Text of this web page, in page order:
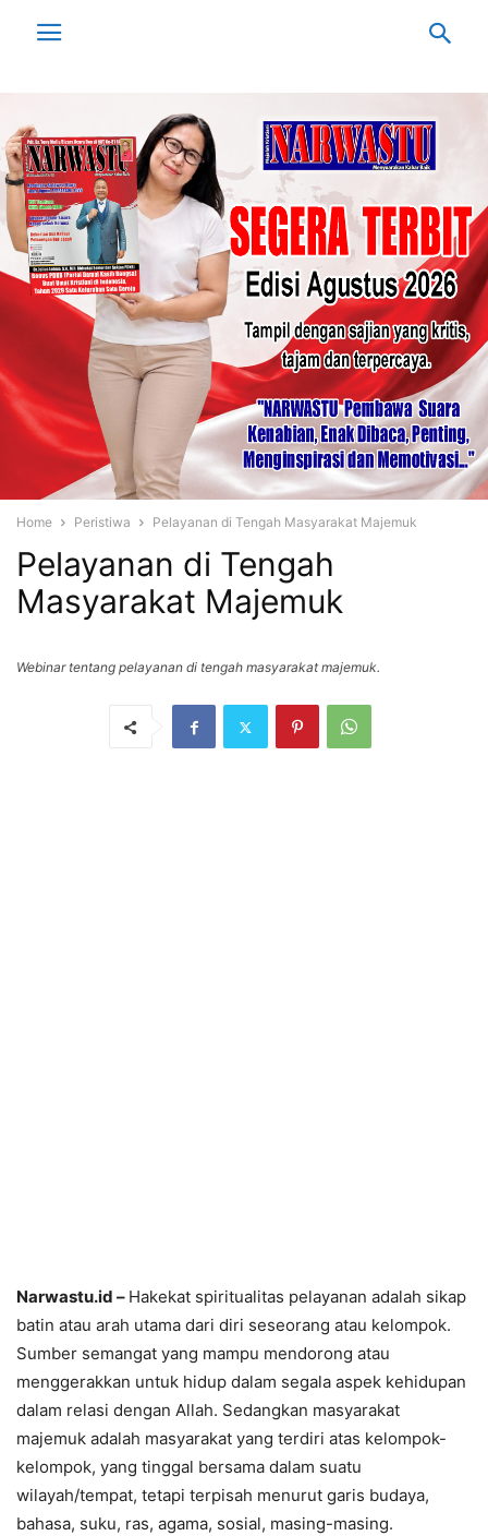
Home Peristiwa Pelayanan di Tengah Masyarakat Majemuk
Pelayanan di Tengah
Masyarakat Majemuk
Webinar tentang pelayanan di tengah masyarakat majemuk.
Narwastu.id – Hakekat spiritualitas pelayanan adalah sikap
batin atau arah utama dari diri seseorang atau kelompok.
Sumber semangat yang mampu mendorong atau
menggerakkan untuk hidup dalam segala aspek kehidupan
dalam relasi dengan Allah. Sedangkan masyarakat
majemuk adalah masyarakat yang terdiri atas kelompok-
kelompok, yang tinggal bersama dalam suatu
wilayah/tempat, tetapi terpisah menurut garis budaya,
bahasa, suku, ras, agama, sosial, masing-masing.